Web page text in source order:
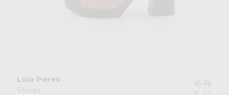
Lola Peres
Shiver
€ 75
€ 45